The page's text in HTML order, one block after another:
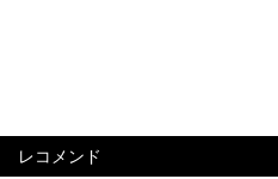
レコメンド